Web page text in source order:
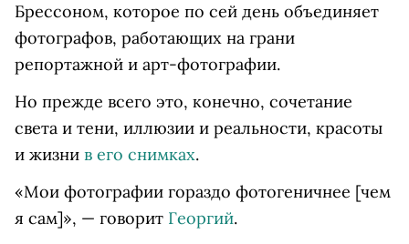
Брессоном, которое по сей день объединяет
фотографов, работающих на грани
репортажной и арт-фотографии.
Но прежде всего это, конечно, сочетание
света и тени, иллюзии и реальности, красоты
и жизни в его снимках.
«Мои фотографии гораздо фотогеничнее [чем
я сам]», — говорит Георгий.